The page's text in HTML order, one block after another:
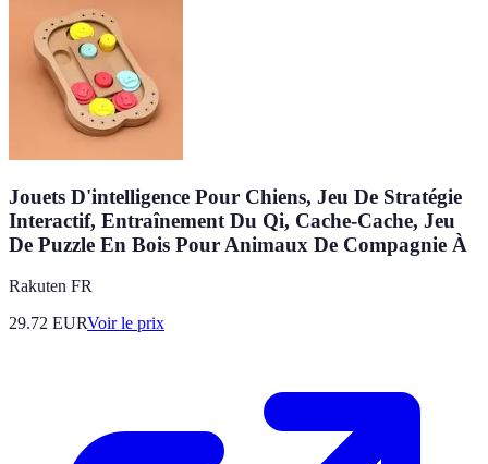
Jouets D'intelligence Pour Chiens, Jeu De Stratégie
Interactif, Entraînement Du Qi, Cache-Cache, Jeu
De Puzzle En Bois Pour Animaux De Compagnie À
Rakuten FR
29.72 EURVoir le prix